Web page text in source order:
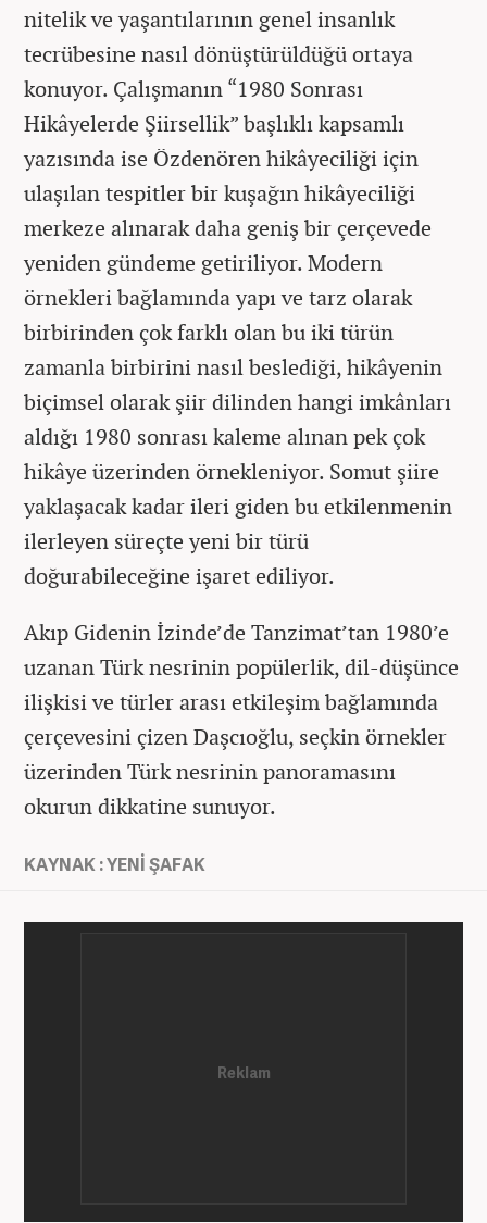
nitelik ve yaşantılarının genel insanlık
tecrübesine nasıl dönüştürüldüğü ortaya
konuyor. Çalışmanın “1980 Sonrası
Hikâyelerde Şiirsellik” başlıklı kapsamlı
yazısında ise Özdenören hikâyeciliği için
ulaşılan tespitler bir kuşağın hikâyeciliği
merkeze alınarak daha geniş bir çerçevede
yeniden gündeme getiriliyor. Modern
örnekleri bağlamında yapı ve tarz olarak
birbirinden çok farklı olan bu iki türün
zamanla birbirini nasıl beslediği, hikâyenin
biçimsel olarak şiir dilinden hangi imkânları
aldığı 1980 sonrası kaleme alınan pek çok
hikâye üzerinden örnekleniyor. Somut şiire
yaklaşacak kadar ileri giden bu etkilenmenin
ilerleyen süreçte yeni bir türü
doğurabileceğine işaret ediliyor.
Akıp Gidenin İzinde’de Tanzimat’tan 1980’e
uzanan Türk nesrinin popülerlik, dil-düşünce
ilişkisi ve türler arası etkileşim bağlamında
çerçevesini çizen Daşcıoğlu, seçkin örnekler
üzerinden Türk nesrinin panoramasını
okurun dikkatine sunuyor.
KAYNAK : YENİ ŞAFAK